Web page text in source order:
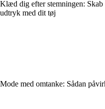
Klæd dig efter stemningen:
udtryk med dit tøj
Mode med omtanke: Sådan